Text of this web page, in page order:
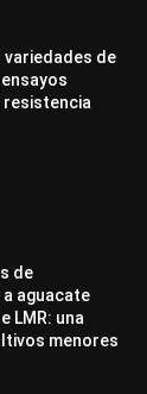
variedades de
resistencia
de
aguacate
LMR: una
menores